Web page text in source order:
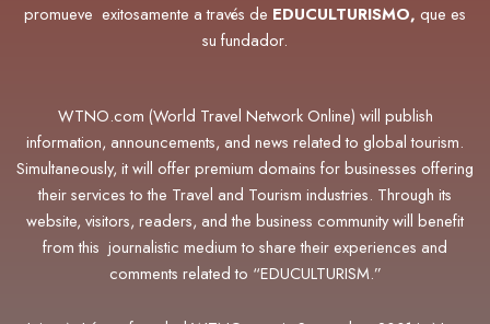
promueve exitosamente a través de EDUCULTURISMO, que es
su fundador.
WTNO.com (World Travel Network Online) will publish
information, announcements, and news related to global tourism.
Simultaneously, it will offer premium domains for businesses offering
their services to the Travel and Tourism industries. Through its
website, visitors, readers, and the business community will benefit
from this journalistic medium to share their experiences and
comments related to “EDUCULTURISM.”